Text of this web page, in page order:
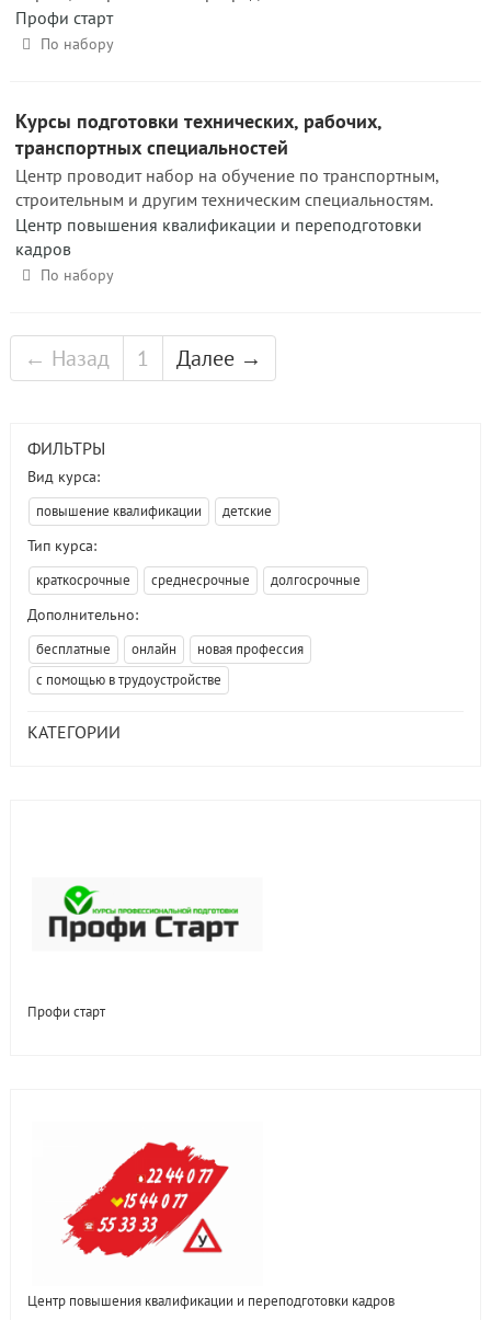
Профи старт
По набору
Курсы подготовки технических, рабочих,
транспортных специальностей
Центр проводит набор на обучение по транспортным,
строительным и другим техническим специальностям.
Центр повышения квалификации и переподготовки
кадров
По набору
← Назад 1 Далее →
ФИЛЬТРЫ
Вид курса:
повышение квалификации детские
Тип курса:
краткосрочные среднесрочные долгосрочные
Дополнительно:
бесплатные онлайн
новая профессия
с помощью в трудоустройстве
КАТЕГОРИИ
Профи старт
Центр повышения квалификации и переподготовки кадров